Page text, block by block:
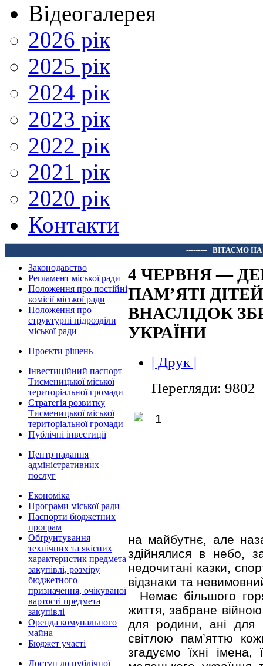
Відеогалерея
2026 рік
2025 рік
2024 рік
2023 рік
2022 рік
2021 рік
2020 рік
Контакти
--------- ВІТАЄМО
Законодавство
Регламент міської ради
Положення про постійні
комісії міської ради
Положення про
структурні підрозділи
міської ради
Проєкти рішень
Інвестиційний паспорт
Тисменицької міської
територіальної громади
Стратегія розвитку
Тисменицької міської
територіальної громади
Публічні інвестиції
Центр надання
адміністративних
послуг
Економіка
Програми міської ради
Паспорти бюджетних
програм
Обґрунтування
технічних та якісних
характеристик предмета
закупівлі, розміру
бюджетного
призначення, очікуваної
вартості предмета
закупівлі
Оренда комунального
майна
Бюджет участі
Доступ до публічної
4 ЧЕРВНЯ —
ПАМ’ЯТІ
ВНАСЛІДОК
УКРАЇНИ
| Друк |
Перегляди: 9802
на майбутнє, але
здійнялися в небо,
недочитані казки,
відзнаки та
Немає більшого
життя, забране
для родини, ані для
світлою пам’яттю
згадуємо їхні